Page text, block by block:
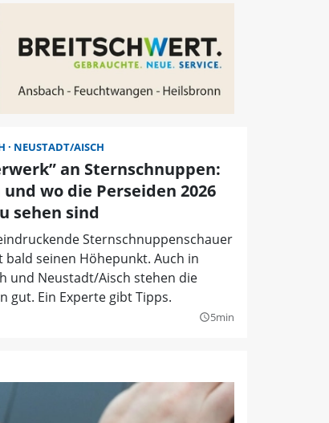
NEUSTADT/AISCH
an Sternschnuppen:
und wo die Perseiden 2026
sehen sind
Sternschnuppenschauer
bald seinen Höhepunkt. Auch in
und Neustadt/Aisch stehen die
gut. Ein Experte gibt Tipps.
query_builder5min